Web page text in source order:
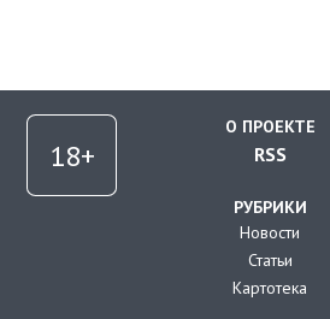
О ПРОЕКТЕ
RSS
РУБРИКИ
Новости
Статьи
Картотека